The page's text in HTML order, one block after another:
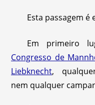
Esta passagem
Em primeiro
Congresso de
Liebknecht,
nem qualquer